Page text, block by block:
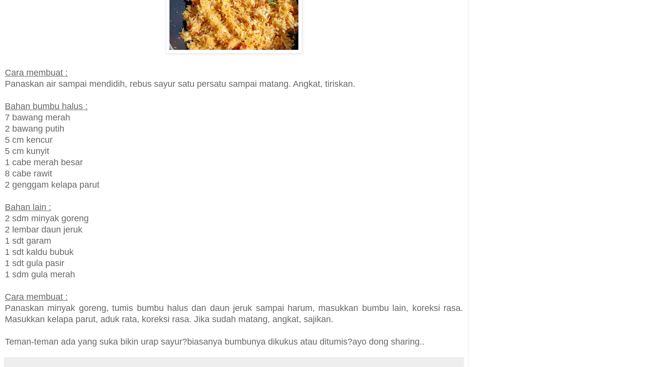
Cara membuat :
Panaskan air sampai mendidih, rebus sayur satu persatu sampai matang. Angkat, tiriskan.
Bahan bumbu halus :
7 bawang merah
2 bawang putih
5 cm kencur
5 cm kunyit
1 cabe merah besar
8 cabe rawit
2 genggam kelapa parut
Bahan lain :
2 sdm minyak goreng
2 lembar daun jeruk
1 sdt garam
1 sdt kaldu bubuk
1 sdt gula pasir
1 sdm gula merah
Cara membuat :
Panaskan minyak goreng, tumis bumbu halus dan daun jeruk sampai harum, masukkan bumbu lain, koreksi rasa.
Masukkan kelapa parut, aduk rata, koreksi rasa. Jika sudah matang, angkat, sajikan.
Teman-teman ada yang suka bikin urap sayur?biasanya bumbunya dikukus atau ditumis?ayo dong sharing..